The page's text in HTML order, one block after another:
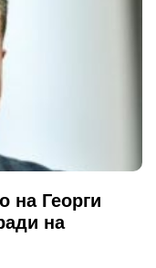
на Георги
на